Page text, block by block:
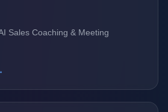
Sales Coaching & Meeting